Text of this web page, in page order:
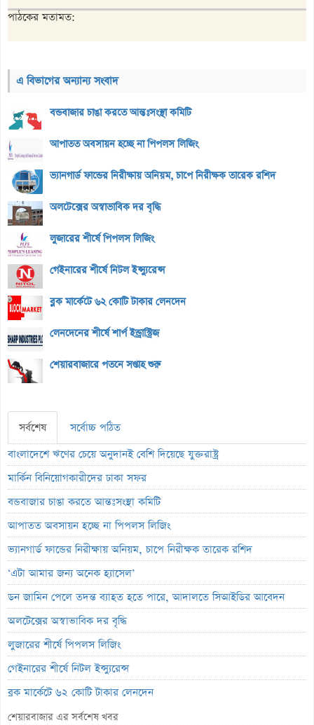
পাঠকের মতামত:
এ বিভাগের অন্যান্য সংবাদ
বন্ডবাজার চাঙা করতে আন্তঃসংস্থা কমিটি
আপাতত অবসায়ন হচ্ছে না পিপলস লিজিং
ভ্যানগার্ড ফান্ডের নিরীক্ষায় অনিয়ম, চাপে নিরীক্ষক তারেক রশিদ
অলটেক্সের অস্বাভাবিক দর বৃদ্ধি
লুজারের শীর্ষে পিপলস লিজিং
গেইনারের শীর্ষে নিটল ইন্স্যুরেন্স
ব্লক মার্কেটে ৬২ কোটি টাকার লেনদেন
লেনদেনের শীর্ষে শার্প ইন্ড্রাস্ট্রিজ
শেয়ারবাজারে পতনে সপ্তাহ শুরু
সর্বশেষ
সর্বোচ্চ পঠিত
বাংলাদেশে ঋণের চেয়ে অনুদানই বেশি দিয়েছে যুক্তরাষ্ট্র
মার্কিন বিনিয়োগকারীদের ঢাকা সফর
বন্ডবাজার চাঙা করতে আন্তঃসংস্থা কমিটি
আপাতত অবসায়ন হচ্ছে না পিপলস লিজিং
ভ্যানগার্ড ফান্ডের নিরীক্ষায় অনিয়ম, চাপে নিরীক্ষক তারেক রশিদ
‘এটা আমার জন্য অনেক হ্যাসেল’
ডন জামিন পেলে তদন্ত ব্যাহত হতে পারে, আদালতে সিআইডির আবেদন
অলটেক্সের অস্বাভাবিক দর বৃদ্ধি
লুজারের শীর্ষে পিপলস লিজিং
গেইনারের শীর্ষে নিটল ইন্স্যুরেন্স
ব্লক মার্কেটে ৬২ কোটি টাকার লেনদেন
লেনদেনের শীর্ষে শার্প ইন্ড্রাস্ট্রিজ
শেয়ারবাজার এর সর্বশেষ খবর